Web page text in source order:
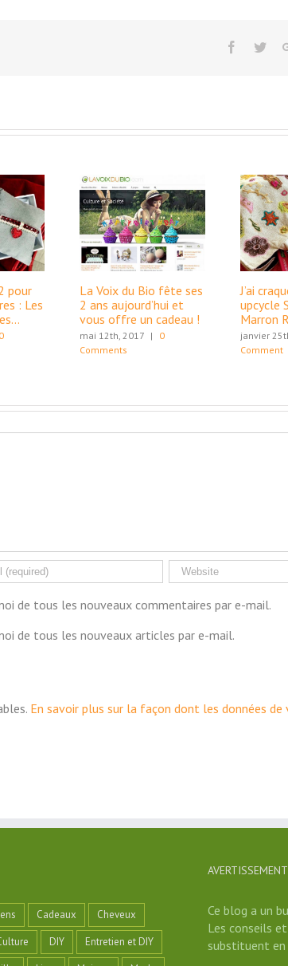
Facebook
pour
: Les
0
La Voix du Bio fête ses
2 ans aujourd’hui et
vous offre un cadeau !
mai 12th, 2017 |
0
Comments
J’ai
upcycle
Marron
janvier
Comment
de tous les nouveaux commentaires par e-mail.
de tous les nouveaux articles par e-mail.
En savoir plus sur la façon dont les données de
Cadeaux
Cheveux
DIY
Entretien et DIY
AVERTISSEMENT
Ce blog a un
Les conseils
substituent en